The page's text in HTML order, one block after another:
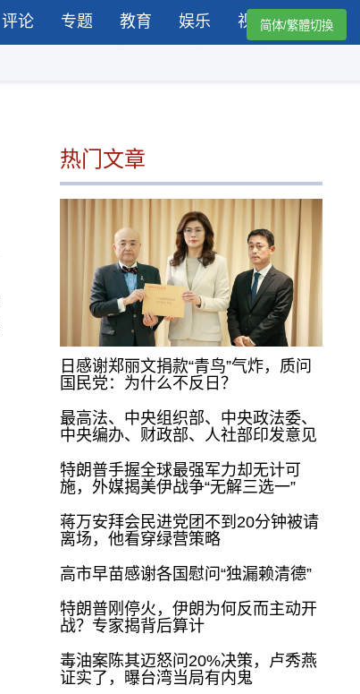
评论 专题 教育 娱乐 视频简体/繁體切換
热门文章
日感谢郑丽文捐款“青鸟”气炸，质问
国民党：为什么不反日？
最高法、中央组织部、中央政法委、
中央编办、财政部、人社部印发意见
特朗普手握全球最强军力却无计可
施，外媒揭美伊战争“无解三选一”
蒋万安拜会民进党团不到20分钟被请
离场，他看穿绿营策略
高市早苗感谢各国慰问“独漏赖清德”
特朗普刚停火，伊朗为何反而主动开
战？专家揭背后算计
毒油案陈其迈怒问20%决策，卢秀燕
证实了，曝台湾当局有内鬼